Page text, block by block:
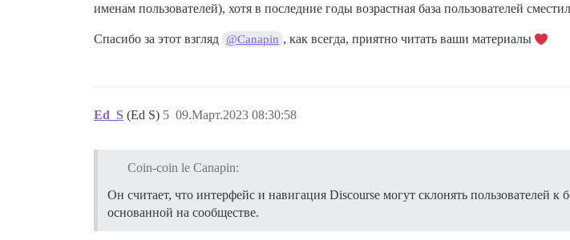
именам пользователей), хотя в последние годы возрастная база пользователей
Спасибо за этот взгляд @Canapin , как всегда, приятно читать ваши материалы
Ed_S (Ed S) 09.Март.2023 08:30:58
5
Coin-coin le Canapin:
Он считает, что интерфейс и навигация Discourse могут склонять пользователей
основанной на сообществе.